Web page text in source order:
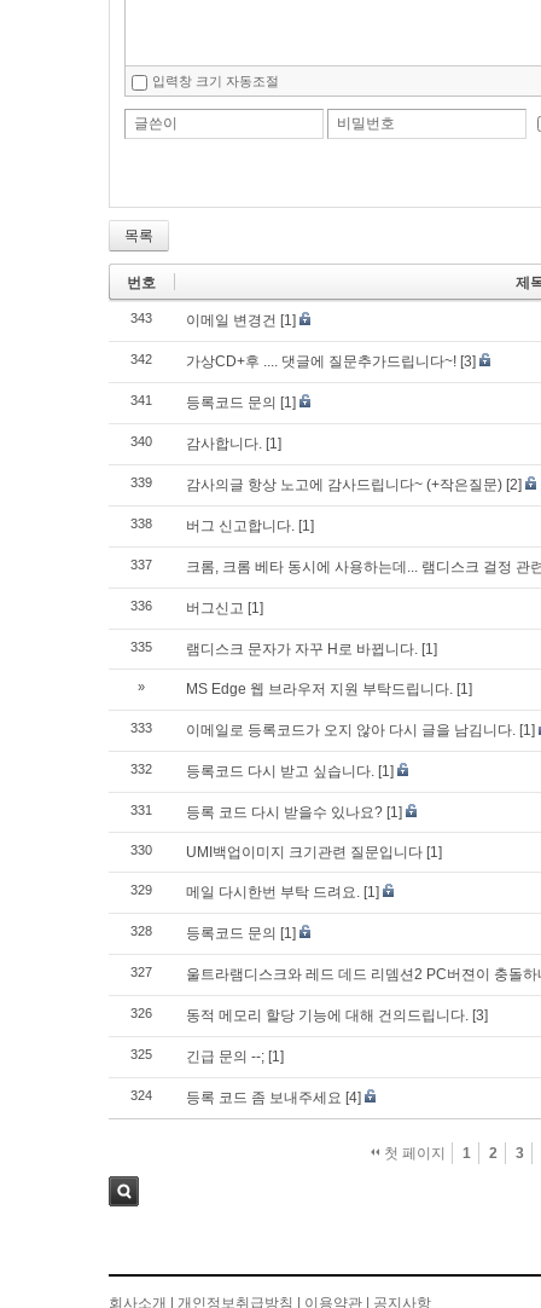
입력창 크기 자동조절
글쓴이 비밀번호
목록
번호 제
343 이메일 변경건 [1]
342 가상CD+후 .... 댓글에 질문추가드립니다~! [3]
341 등록코드 문의 [1]
340 감사합니다. [1]
339 감사의글 항상 노고에 감사드립니다~ (+작은질문) [2]
338 버그 신고합니다. [1]
337 크롬, 크롬 베타 동시에 사용하는데... 램디스크 걸정 관
336 버그신고 [1]
335 램디스크 문자가 자꾸 H로 바뀝니다. [1]
» MS Edge 웹 브라우저 지원 부탁드립니다. [1]
333 이메일로 등록코드가 오지 않아 다시 글을 남김니다. [1]
332 등록코드 다시 받고 싶습니다. [1]
331 등록 코드 다시 받을수 있나요? [1]
330 UMI백업이미지 크기관련 질문입니다 [1]
329 메일 다시한번 부탁 드려요. [1]
328 등록코드 문의 [1]
327 울트라램디스크와 레드 데드 리뎀션2 PC버젼이 충돌하
326 동적 메모리 할당 기능에 대해 건의드립니다. [3]
325 긴급 문의 --; [1]
324 등록 코드 좀 보내주세요 [4]
첫 페이지 1 2 3
회사소개 개인정보취급방침 이용약관 공지사항